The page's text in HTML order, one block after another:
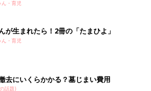
ぱい・ミルクの基本と夏のトラブル 解決テ
ん・育児
が生まれたら！2冊の「たまひよ」
ん・育児
去にいくらかかる？墓じまい費用
話題)